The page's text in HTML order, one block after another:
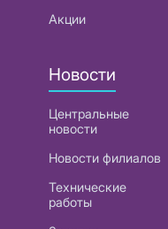
Акции
Новости
Центральные
новости
Новости филиалов
Технические
работы